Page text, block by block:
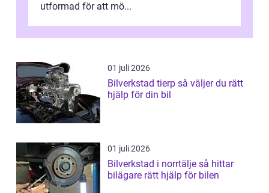
utformad för att mö...
01 juli 2026
Bilverkstad tierp så väljer du rätt
hjälp för din bil
01 juli 2026
Bilverkstad i norrtälje så hittar
bilägare rätt hjälp för bilen